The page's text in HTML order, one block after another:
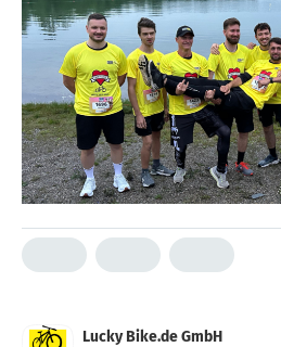
Lucky Bike.de GmbH